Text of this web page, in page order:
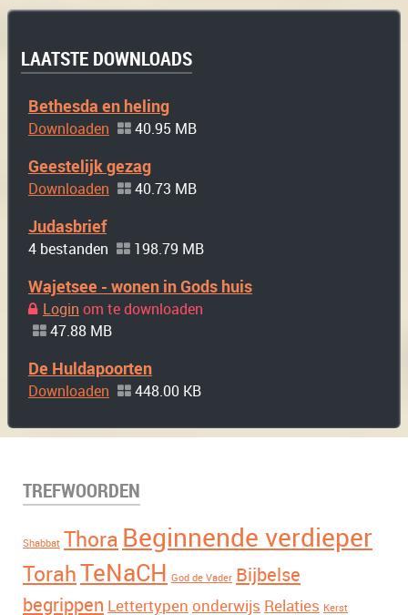
LAATSTE DOWNLOADS
Bethesda en heling
Downloaden 40.95 MB
Geestelijk gezag
Downloaden 40.73 MB
Judasbrief
4 bestanden 198.79 MB
Wajetsee - wonen in Gods huis
Login om te downloaden
47.88 MB
De Huldapoorten
Downloaden 448.00 KB
TREFWOORDEN
Shabbat Thora Beginnende verdieper
TorahTeNaCH God de Vader Bijbelse
begrippen Lettertypen onderwijs Relaties Kerst